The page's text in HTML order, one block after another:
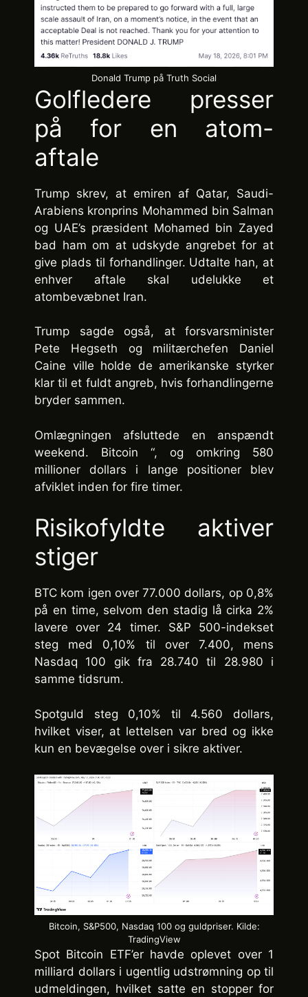
Donald Trump på Truth Social
Golfledere presser
på for en atom-
aftale
Trump skrev, at emiren af Qatar, Saudi-
Arabiens kronprins Mohammed bin Salman
og UAE’s præsident Mohamed bin Zayed
bad ham om at udskyde angrebet for at
give plads til forhandlinger. Udtalte han, at
enhver aftale skal udelukke et
atombevæbnet Iran.
Trump sagde også, at forsvarsminister
Pete Hegseth og militærchefen Daniel
Caine ville holde de amerikanske styrker
klar til et fuldt angreb, hvis forhandlingerne
bryder sammen.
Omlægningen afsluttede en anspændt
weekend. Bitcoin “, og omkring 580
millioner dollars i lange positioner blev
afviklet inden for fire timer.
Risikofyldte aktiver
stiger
BTC kom igen over 77.000 dollars, op 0,8%
på en time, selvom den stadig lå cirka 2%
lavere over 24 timer. S&P 500-indekset
steg med 0,10% til over 7.400, mens
Nasdaq 100 gik fra 28.740 til 28.980 i
samme tidsrum.
Spotguld steg 0,10% til 4.560 dollars,
hvilket viser, at lettelsen var bred og ikke
kun en bevægelse over i sikre aktiver.
Bitcoin, S&P500, Nasdaq 100 og guldpriser. Kilde:
TradingView
Spot Bitcoin ETF’er havde oplevet over 1
milliard dollars i ugentlig udstrømning op til
udmeldingen, hvilket satte en stopper for